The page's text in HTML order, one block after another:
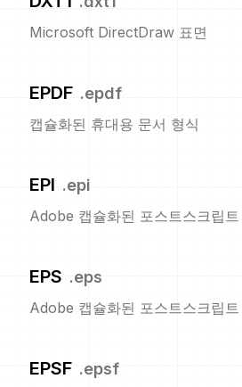
Microsoft DirectDraw 표면
EPDF .epdf
캡슐화된 휴대용 문서 형식
EPI .epi
Adobe 캡슐화된 포스트스크립
EPS .eps
Adobe 캡슐화된 포스트스크립트
EPSF .epsf